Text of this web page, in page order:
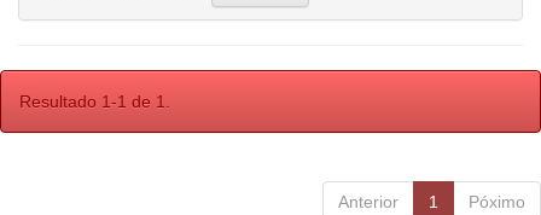
Resultado 1-1 de 1.
Anterior 1 Póximo